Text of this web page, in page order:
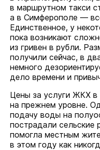
в маршрутном такси
а в Симферополе —
Единственное, у
пока возникают
из гривен в рубли.
получили сейчас, в
немного
дело времени и
Цены за услуги ЖКХ
на прежнем уровне.
подачу воды на
пострадали
помогла местным
в этом году как